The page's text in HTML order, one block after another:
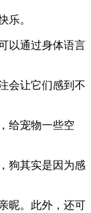
乐。
以通过身体语言
会让它们感到不
给宠物一些空
狗其实是因为感
昵。此外，还可